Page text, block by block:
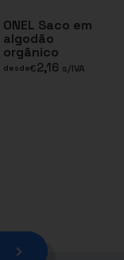
ONEL Saco em
algodão
orgânico
desde€2,16 s/IVA